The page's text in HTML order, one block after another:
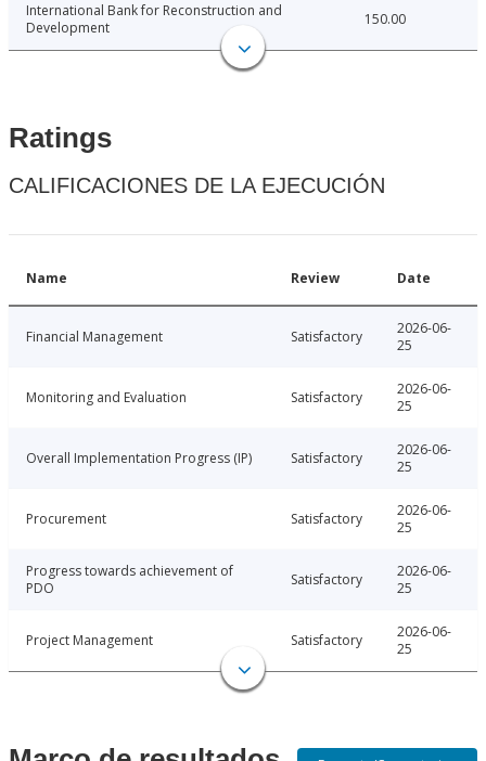
International Bank for Reconstruction and
Development
150.00
Ratings
CALIFICACIONES DE LA EJECUCIÓN
Name Review Date
Financial Management Satisfactory
2026-06-
25
Monitoring and Evaluation Satisfactory
2026-06-
25
Overall Implementation Progress (IP) Satisfactory
2026-06-
25
Procurement Satisfactory
2026-06-
25
Progress towards achievement of
PDO
Satisfactory
2026-06-
25
Project Management Satisfactory
2026-06-
25